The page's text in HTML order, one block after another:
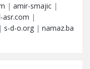
| amir-smajic |
asr.com |
| s-d-o.org | namaz.ba